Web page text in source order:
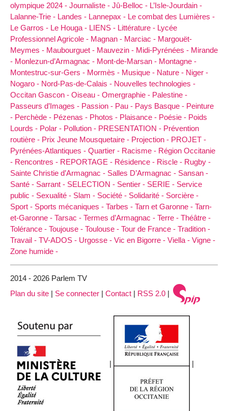
olympique 2024 - Journaliste - Jû-Belloc - L’Isle-Jourdain -
Lalanne-Trie - Landes - Lannepax - Le combat des Lumières -
Le Garros - Le Houga - LIENS - Littérature - Lycée
Professionnel Agricole - Magnan - Marciac - Margouët-
Meymes - Maubourguet - Mauvezin - Midi-Pyrénées - Mirande
- Monlezun-d’Armagnac - Mont-de-Marsan - Montagne -
Montestruc-sur-Gers - Mormès - Musique - Nature - Niger -
Nogaro - Nord-Pas-de-Calais - Nouvelles technologies -
Occitan Gascon - Oiseau - Omergraphie - Palestine -
Passeurs d’Images - Passion - Pau - Pays Basque - Peinture
- Perchède - Pézenas - Photos - Plaisance - Poésie - Poids
Lourds - Polar - Pollution - PRESENTATION - Prévention
routière - Prix Jeune Mousquetaire - Projection - PROJET -
Pyrénées-Atlantiques - Quartier - Racisme - Région Occitanie
- Rencontres - REPORTAGE - Résidence - Riscle - Rugby -
Sainte Christie d’Armagnac - Salles D’Armagnac - Sansan -
Santé - Sarrant - SELECTION - Sentier - SERIE - Service
public - Sexualité - Slam - Société - Solidarité - Sorcière -
Sport - Sports mécaniques - Tarbes - Tarn et Garonne - Tarn-
et-Garonne - Tarsac - Termes d’Armagnac - Terre - Théâtre -
Tolérance - Toujouse - Toulouse - Tour de France - Tradition -
Travail - TV-ADOS - Urgosse - Vic en Bigorre - Viella - Vigne -
Zone humide -
2014 - 2026 Parlem TV
Plan du site | Se connecter | Contact | RSS 2.0 |
| |